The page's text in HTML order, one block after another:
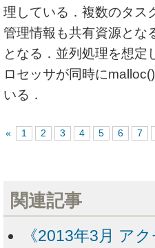
理している．複数のタス
管理情報も共有資源とな
となる．並列処理を想定
ロセッサが同時に
いる．
« 1 2 3 4 5 6 7
関連記事
《2013年3月 ア